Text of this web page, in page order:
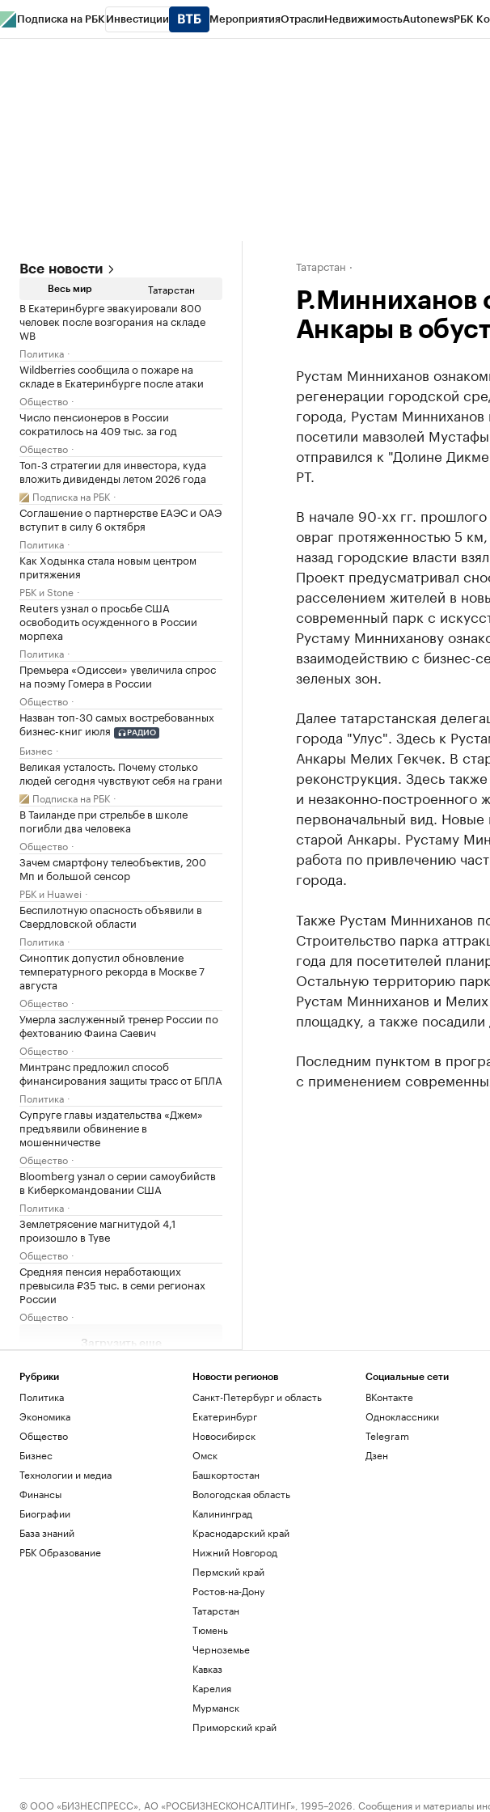
Подписка на РБК Инвестиции МероприятияОтраслиНедвижимостьAutonewsРБК
Все новости
Весь мир Татарстан
В Екатеринбурге эвакуировали 800
человек после возгорания на складе
WB
Политика
Wildberries сообщила о пожаре на
складе в Екатеринбурге после атаки
Общество
Число пенсионеров в России
сократилось на 409 тыс. за год
Общество
Топ-3 стратегии для инвестора, куда
вложить дивиденды летом 2026 года
Подписка на РБК
Соглашение о партнерстве ЕАЭС и ОАЭ
вступит в силу 6 октября
Политика
Как Ходынка стала новым центром
притяжения
РБК и Stone
Reuters узнал о просьбе США
освободить осужденного в России
морпеха
Политика
Премьера «Одиссеи» увеличила спрос
на поэму Гомера в России
Общество
Назван топ-30 самых востребованных
бизнес-книг июля
РАДИО
Бизнес
Великая усталость. Почему столько
людей сегодня чувствуют себя на грани
Подписка на РБК
В Таиланде при стрельбе в школе
погибли два человека
Общество
Зачем смартфону телеобъектив, 200
Мп и большой сенсор
РБК и Huawei
Беспилотную опасность объявили в
Свердловской области
Политика
Синоптик допустил обновление
температурного рекорда в Москве 7
августа
Общество
Умерла заслуженный тренер России по
фехтованию Фаина Саевич
Общество
Минтранс предложил способ
финансирования защиты трасс от БПЛА
Политика
Супруге главы издательства «Джем»
предъявили обвинение в
мошенничестве
Общество
Bloomberg узнал о серии самоубийств
в Киберкомандовании США
Политика
Землетрясение магнитудой 4,1
произошло в Туве
Общество
Средняя пенсия неработающих
превысила ₽35 тыс. в семи регионах
России
Общество
Загрузить еще
Татарстан
Р.Минниханов
Анкары в
Рустам Минниханов
регенерации городской
города, Рустам Минниханов
посетили мавзолей
отправился к "Долине
РТ.
В начале 90-хх гг.
овраг протяженностью 5
назад городские власти
Проект предусматривал
расселением жителей в
современный парк с
Рустаму Минниханову
взаимодействию с бизнес-
зеленых зон.
Далее татарстанская
города "Улус". Здесь к
Анкары Мелих Гекчек. В
реконструкция. Здесь
и незаконно-построенного
первоначальный вид. Новые
старой Анкары. Рустаму
работа по привлечению
города.
Также Рустам Минниханов
Строительство парка
года для посетителей
Остальную территорию
Рустам Минниханов и
площадку, а также
Последним пунктом в
с применением
Рубрики
Политика
Экономика
Общество
Бизнес
Технологии и медиа
Финансы
Биографии
База знаний
РБК Образование
Новости регионов
Санкт-Петербург и область
Екатеринбург
Новосибирск
Омск
Башкортостан
Вологодская область
Калининград
Краснодарский край
Нижний Новгород
Пермский край
Ростов-на-Дону
Татарстан
Тюмень
Черноземье
Кавказ
Карелия
Мурманск
Приморский край
Социальные сети
ВКонтакте
Одноклассники
Telegram
Дзен
© ООО «БИЗНЕСПРЕСС», АО «РОСБИЗНЕСКОНСАЛТИНГ», 1995–2026. Сообщения и материалы